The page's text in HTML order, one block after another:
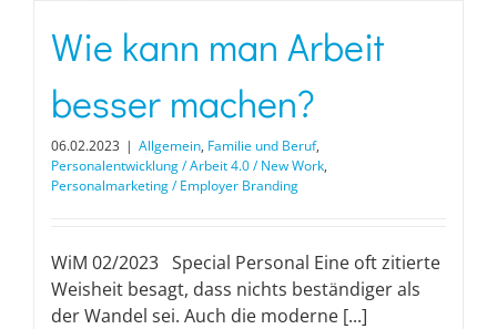
Wie kann man Arbeit
besser machen?
06.02.2023 | Allgemein, Familie und Beruf,
Personalentwicklung / Arbeit 4.0 / New Work,
Personalmarketing / Employer Branding
WiM 02/2023 Special Personal Eine oft zitierte
Weisheit besagt, dass nichts beständiger als
der Wandel sei. Auch die moderne [...]